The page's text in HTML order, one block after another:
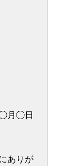
◯月◯日
ありが